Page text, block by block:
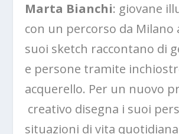
Marta Bianchi: giovane
con un percorso da Milano
suoi sketch raccontano di
e persone tramite
acquerello. Per un nuovo
creativo disegna i suoi
situazioni di vita